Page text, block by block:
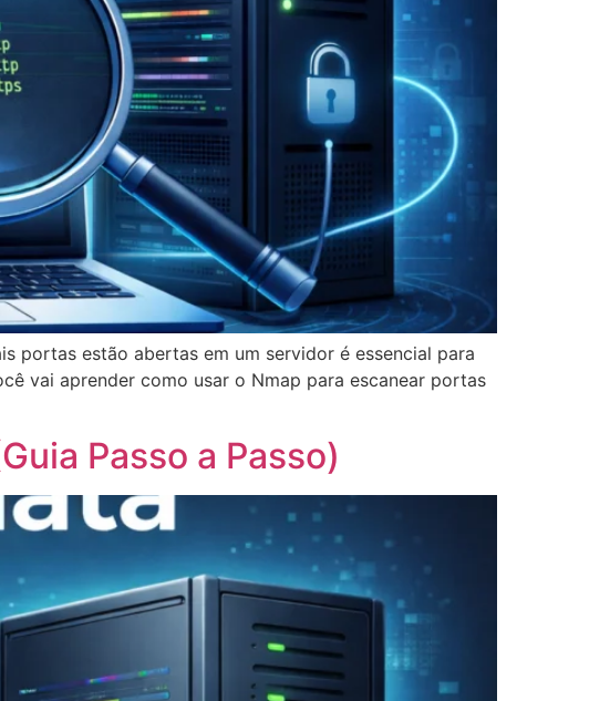
portas estão abertas em um servidor é essencial para
vai aprender como usar o Nmap para escanear portas
Passo a Passo)